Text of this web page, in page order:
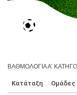
ΒΑΘΜΟΛΟΓΊΑ Α’
Κατάταξη Ομάδες